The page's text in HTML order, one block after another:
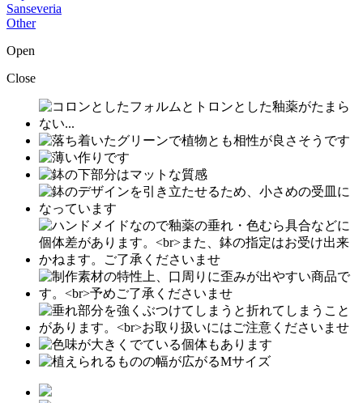
Sanseveria
Other
Open
Close